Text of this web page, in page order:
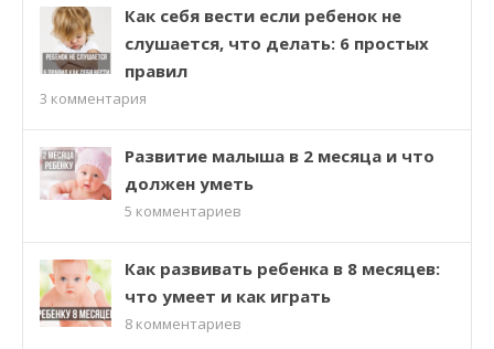
Как себя вести если ребенок не
слушается, что делать: 6 простых
правил
3 комментария
Развитие малыша в 2 месяца и что
должен уметь
5 комментариев
Как развивать ребенка в 8 месяцев:
что умеет и как играть
8 комментариев